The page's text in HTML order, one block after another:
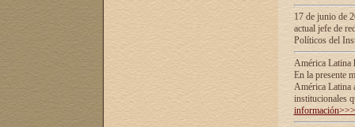
17 de junio de
actual jefe de
Políticos del
América Latina
En la presente
América Latina
institucionales
información>>>